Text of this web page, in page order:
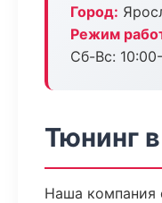
Город:
Режим
Сб-Вс:
Тюнинг
Наша компания